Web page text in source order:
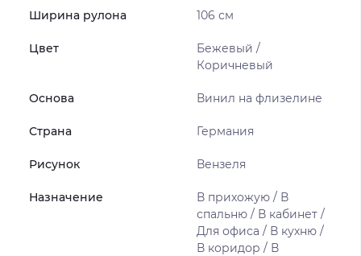
Ширина рулона 106 см
Цвет
Бежевый /
Коричневый
Основа Винил на флизелине
Страна Германия
Рисунок Вензеля
Назначение
В прихожую / В
спальню / В кабинет /
Для офиса / В кухню /
В коридор / В